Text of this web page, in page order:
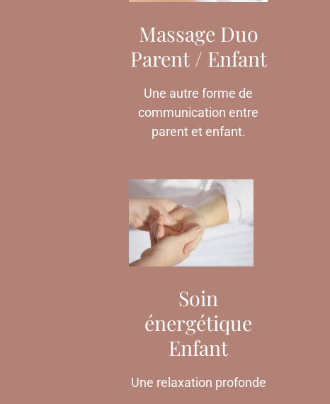
Massage Duo
Parent / Enfant
Une autre forme de
communication entre
parent et enfant.
Soin
énergétique
Enfant
Une relaxation profonde